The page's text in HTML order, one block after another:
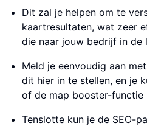
Dit zal je helpen om te
kaartresultaten, wat zeer
die naar jouw bedrijf in de
Meld je eenvoudig aan
dit hier in te stellen, en je
of de map booster-functie
Tenslotte kun je de SEO-